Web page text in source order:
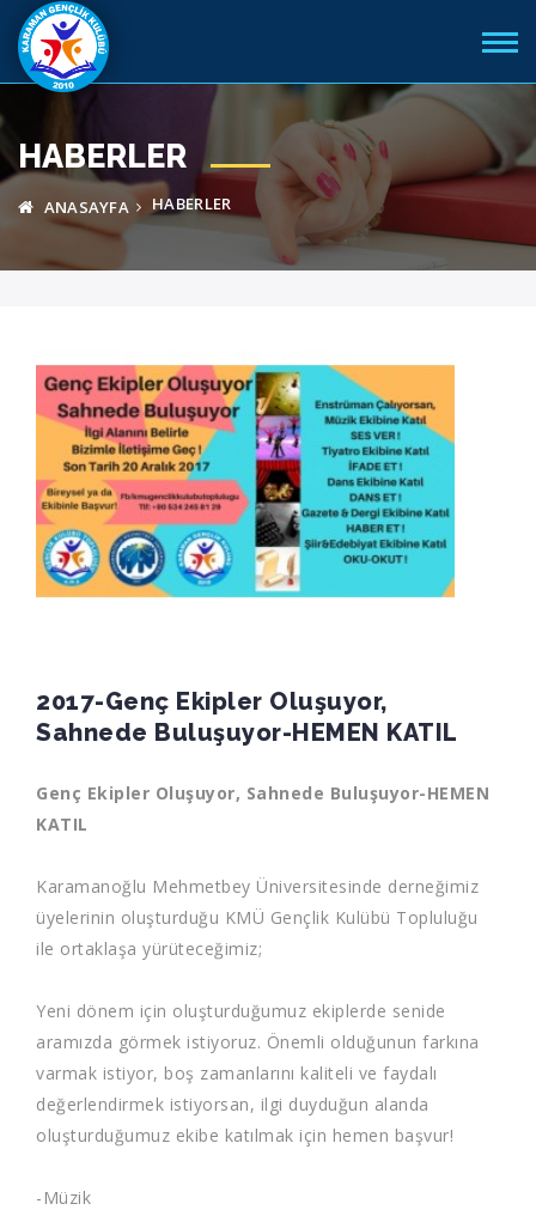
HABERLER
ANASAYFA HABERLER
2017-Genç Ekipler Oluşuyor,
Sahnede Buluşuyor-HEMEN KATIL
Genç Ekipler Oluşuyor, Sahnede Buluşuyor-HEMEN
KATIL
Karamanoğlu Mehmetbey Üniversitesinde derneğimiz
üyelerinin oluşturduğu KMÜ Gençlik Kulübü Topluluğu
ile ortaklaşa yürüteceğimiz;
Yeni dönem için oluşturduğumuz ekiplerde senide
aramızda görmek istiyoruz. Önemli olduğunun farkına
varmak istiyor, boş zamanlarını kaliteli ve faydalı
değerlendirmek istiyorsan, ilgi duyduğun alanda
oluşturduğumuz ekibe katılmak için hemen başvur!
-Müzik